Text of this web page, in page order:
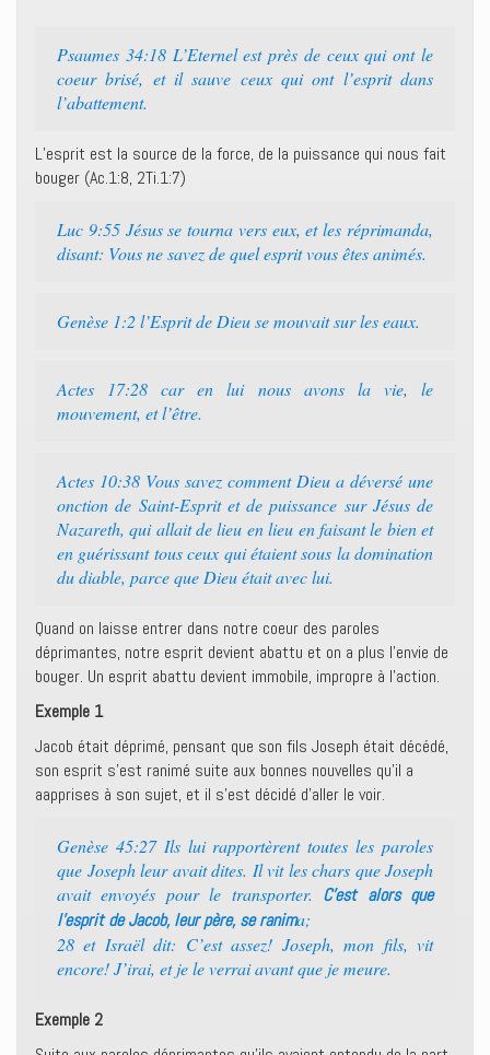
Psaumes 34:18 L’Eternel est près de ceux qui ont le
coeur brisé, et il sauve ceux qui ont l’esprit dans
l’abattement.
L’esprit est la source de la force, de la puissance qui nous fait
bouger (Ac.1:8, 2Ti.1:7)
Luc 9:55 Jésus se tourna vers eux, et les réprimanda,
disant: Vous ne savez de quel esprit vous êtes animés.
Genèse 1:2 l’Esprit de Dieu se mouvait sur les eaux.
Actes 17:28 car en lui nous avons la vie, le
mouvement, et l’être.
Actes 10:38 Vous savez comment Dieu a déversé une
onction de Saint-Esprit et de puissance sur Jésus de
Nazareth, qui allait de lieu en lieu en faisant le bien et
en guérissant tous ceux qui étaient sous la domination
du diable, parce que Dieu était avec lui.
Quand on laisse entrer dans notre coeur des paroles
déprimantes, notre esprit devient abattu et on a plus l’envie de
bouger. Un esprit abattu devient immobile, impropre à l’action.
Exemple 1
Jacob était déprimé, pensant que son fils Joseph était décédé,
son esprit s’est ranimé suite aux bonnes nouvelles qu’il a
aapprises à son sujet, et il s’est décidé d’aller le voir.
Genèse 45:27 Ils lui rapportèrent toutes les paroles
que Joseph leur avait dites. Il vit les chars que Joseph
avait envoyés pour le transporter. C’est alors que
l’esprit de Jacob, leur père, se ranima;
28 et Israël dit: C’est assez! Joseph, mon fils, vit
encore! J’irai, et je le verrai avant que je meure.
Exemple 2